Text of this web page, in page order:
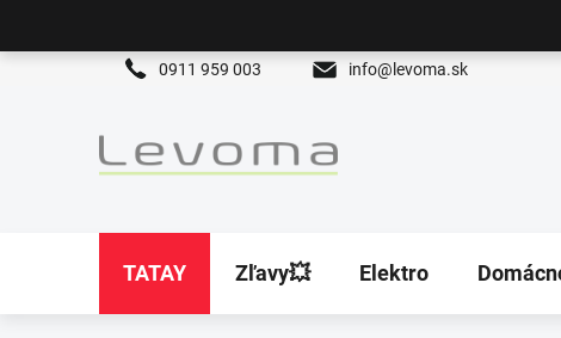
0911 959 003 info@levoma.sk
TATAY Zľavy💥 Elektro